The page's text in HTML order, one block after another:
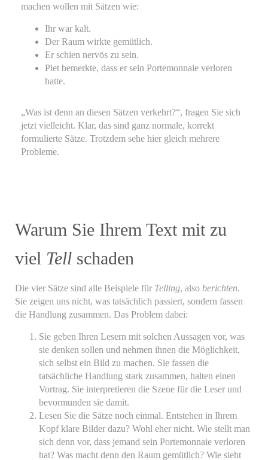
machen wollen mit Sätzen wie:
Ihr war kalt.
Der Raum wirkte gemütlich.
Er schien nervös zu sein.
Piet bemerkte, dass er sein Portemonnaie verloren
hatte.
„Was ist denn an diesen Sätzen verkehrt?“, fragen Sie sich
jetzt vielleicht. Klar, das sind ganz normale, korrekt
formulierte Sätze. Trotzdem sehe hier gleich mehrere
Probleme.
Warum Sie Ihrem Text mit zu
viel Tell schaden
Die vier Sätze sind alle Beispiele für Telling, also berichten.
Sie zeigen uns nicht, was tatsächlich passiert, sondern fassen
die Handlung zusammen. Das Problem dabei:
Sie geben Ihren Lesern mit solchen Aussagen vor, was
sie denken sollen und nehmen ihnen die Möglichkeit,
sich selbst ein Bild zu machen. Sie fassen die
tatsächliche Handlung stark zusammen, halten einen
Vortrag. Sie interpretieren die Szene für die Leser und
bevormunden sie damit.
Lesen Sie die Sätze noch einmal. Entstehen in Ihrem
Kopf klare Bilder dazu? Wohl eher nicht. Wie stellt man
sich denn vor, dass jemand sein Portemonnaie verloren
hat? Was macht denn den Raum gemütlich? Wie sieht